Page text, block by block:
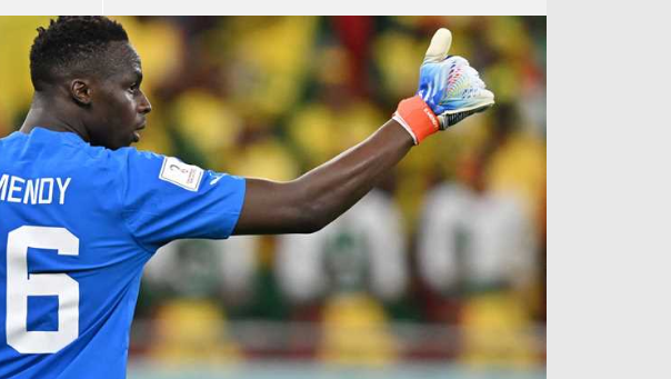
آراء حرة
ركن الألعاب
الدوري السعودي للمحترفين
دوري أبطال أوروبا
دوري أبطال إفريقيا
كل البطولات